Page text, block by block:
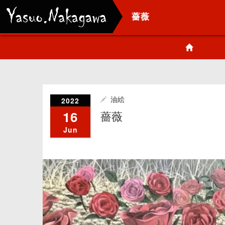
薔薇
2022
16
Jun
油絵
薔薇